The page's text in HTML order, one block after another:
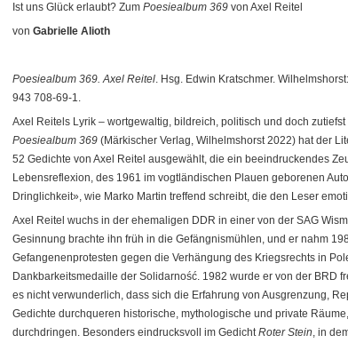
Ist uns Glück erlaubt? Zum Poesiealbum 369 von Axel Reitel
von Gabrielle Alioth
Poesiealbum 369. Axel Reitel. Hsg. Edwin Kratschmer.
943 708-69-1.
Axel Reitels Lyrik – wortgewaltig, bildreich, politisch und doch
Poesiealbum 369 (Märkischer Verlag, Wilhelmshorst 2022) hat der
52 Gedichte von Axel Reitel ausgewählt, die ein beeindruckendes
Lebensreflexion, des 1961 im vogtländischen Plauen geborenen
Dringlichkeit», wie Marko Martin treffend schreibt, die den Leser
Axel Reitel wuchs in der ehemaligen DDR in einer von der SAG
Gesinnung brachte ihn früh in die Gefängnismühlen, und er nahm
Gefangenenprotesten gegen die Verhängung des Kriegsrechts in
Dankbarkeitsmedaille der Solidarność. 1982 wurde er von der BRD
es nicht verwunderlich, dass sich die Erfahrung von Ausgrenzung,
Gedichte durchqueren historische, mythologische und private
durchdringen. Besonders eindrucksvoll im GedichtRoter Stein, in